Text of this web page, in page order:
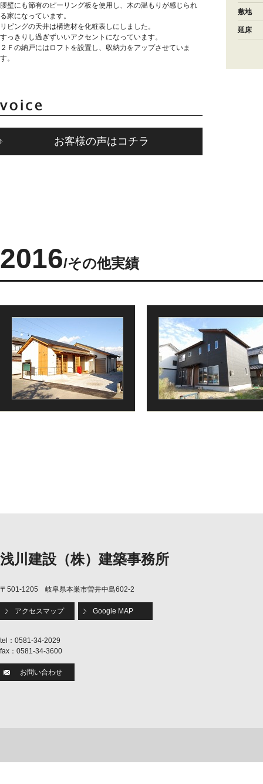
腰壁にも節有のピーリング板を使用し、木の温もりが感じられ
る家になっています。
リビングの天井は構造材を化粧表しにしました。
すっきりし過ぎずいいアクセントになっています。
２Ｆの納戸にはロフトを設置し、収納力をアップさせていま
す。
お客様の声はコチラ
敷地
延床
2016 その他実績
浅川建設（株）建築事務所
〒501-1205 岐阜県本巣市曽井中島602-2
アクセスマップ Google MAP
tel：0581-34-2029
fax：0581-34-3600
お問い合わせ